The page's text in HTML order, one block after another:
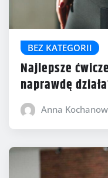
BEZ KATEGORII
Najlepsze
naprawdę
Anna